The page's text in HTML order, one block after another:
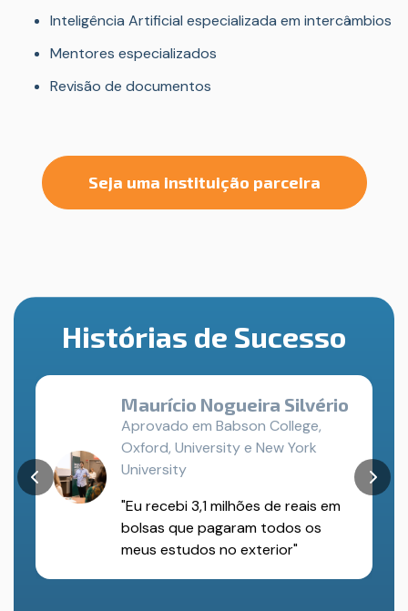
Inteligência Artificial especializada em intercâmbios
Mentores especializados
Revisão de documentos
Seja uma instituição parceira
Histórias de Sucesso
Maurício Nogueira Silvério
Aprovado em Babson College,
Oxford, University e New York
University
"Eu recebi 3,1 milhões de reais em
bolsas que pagaram todos os
meus estudos no exterior"